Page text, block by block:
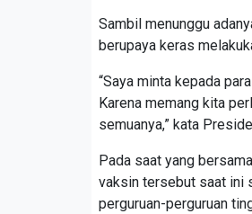
Sambil menunggu
berupaya keras
“Saya minta kepada
Karena memang kita
semuanya,” kata
Pada saat yang
vaksin tersebut saat ini
perguruan-perguruan